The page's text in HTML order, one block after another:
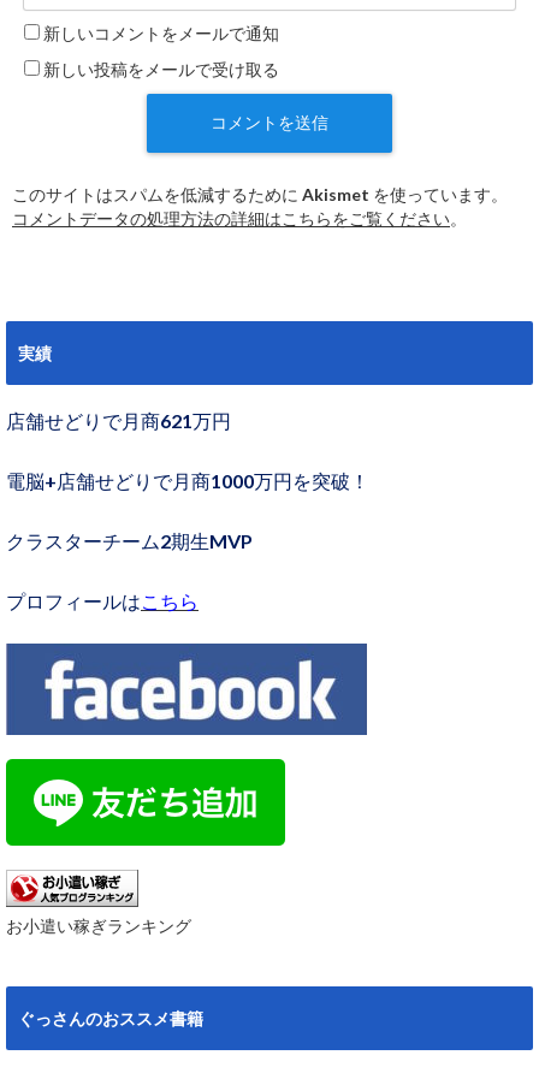
新しいコメントをメールで通知
新しい投稿をメールで受け取る
このサイトはスパムを低減するために Akismet を使っています。
コメントデータの処理方法の詳細はこちらをご覧ください。
実績
店舗せどりで月商621万円
電脳+店舗せどりで月商1000万円を突破！
クラスターチーム2期生MVP
プロフィールはこちら
お小遣い稼ぎランキング
ぐっさんのおススメ書籍